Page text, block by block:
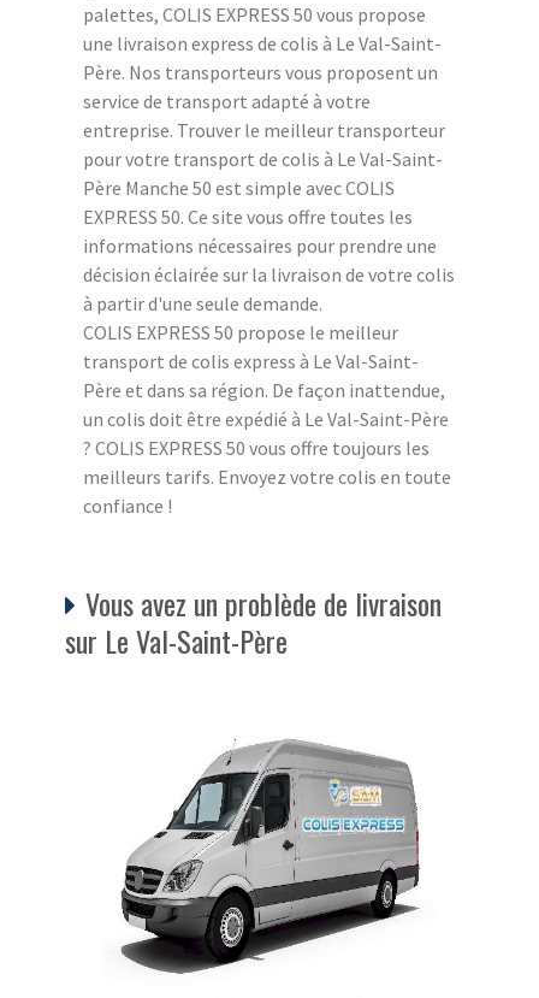
palettes, COLIS EXPRESS 50 vous propose
une livraison express de colis à Le Val-Saint-
Père. Nos transporteurs vous proposent un
service de transport adapté à votre
entreprise. Trouver le meilleur transporteur
pour votre transport de colis à Le Val-Saint-
Père Manche 50 est simple avec COLIS
EXPRESS 50. Ce site vous offre toutes les
informations nécessaires pour prendre une
décision éclairée sur la livraison de votre colis
à partir d'une seule demande.
COLIS EXPRESS 50 propose le meilleur
transport de colis express à Le Val-Saint-
Père et dans sa région. De façon inattendue,
un colis doit être expédié à Le Val-Saint-Père
? COLIS EXPRESS 50 vous offre toujours les
meilleurs tarifs. Envoyez votre colis en toute
confiance !
Vous avez un problède de livraison
sur Le Val-Saint-Père